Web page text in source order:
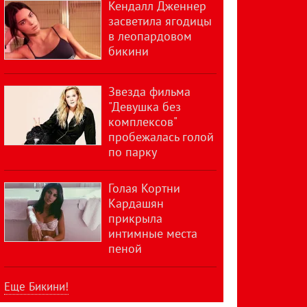
Кендалл Дженнер
засветила ягодицы
в леопардовом
бикини
Звезда фильма
"Девушка без
комплексов"
пробежалась голой
по парку
Голая Кортни
Кардашян
прикрыла
интимные места
пеной
Еще Бикини!